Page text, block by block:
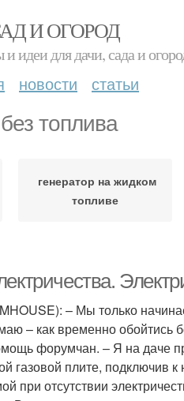
И ОГОРОД
идеи для дачи, сада и
новости статьи
топлива
генератор на жидком
топливе
– Мы только
– как временно обойтись
форумчан. – Я на даче
газовой плите, подключив
при отсутствии